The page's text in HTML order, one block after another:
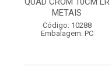
METAIS
Código: 10288
Embalagem: PC